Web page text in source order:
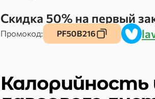
Скидка 50% на первый
Промокод: PF50B216